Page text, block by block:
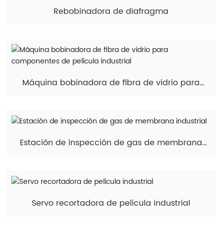
Rebobinadora de diafragma
Máquina bobinadora de fibra de vidrio para
Estación de inspección de gas de membrana
Servo recortadora de película industrial